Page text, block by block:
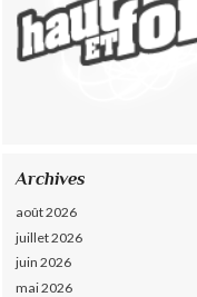
Archives
août 2026
juillet 2026
juin 2026
mai 2026